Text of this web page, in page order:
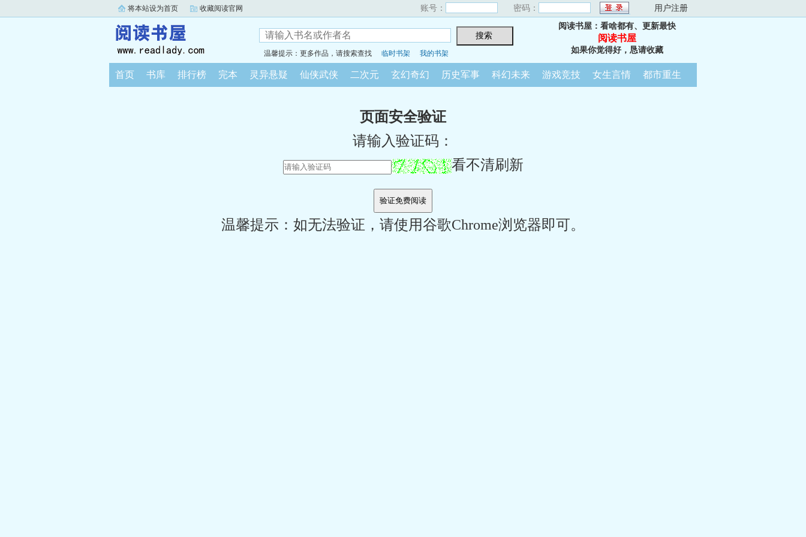
将本站设为首页 收藏阅读官网 账号： 密码： 用户注册
温馨提示：更多作品，请搜索查找 临时书架 我的书架
阅读书屋：看啥都有、更新最快
阅读书屋
如果你觉得好，恳请收藏
首页 书库 排行榜 完本 灵异悬疑 仙侠武侠 二次元 玄幻奇幻 历史军事 科幻未来 游戏竞技 女生言情 都市重生
页面安全验证
请输入验证码：
看不清刷新
温馨提示：如无法验证，请使用谷歌Chrome浏览器即可。